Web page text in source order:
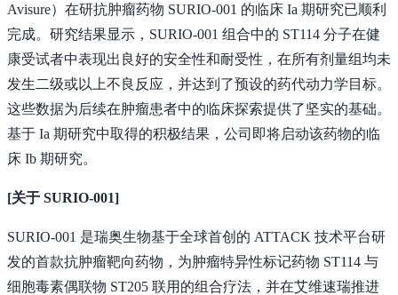
Avisure）在研抗肿瘤药物 SURIO-001 的临床 Ia 期研究已顺利
完成。研究结果显示，SURIO-001 组合中的 ST114 分子在健
康受试者中表现出良好的安全性和耐受性，在所有剂量组均未
发生二级或以上不良反应，并达到了预设的药代动力学目标。
这些数据为后续在肿瘤患者中的临床探索提供了坚实的基础。
基于 Ia 期研究中取得的积极结果，公司即将启动该药物的临
床 Ib 期研究。
[关于 SURIO-001]
SURIO-001 是瑞奥生物基于全球首创的 ATTACK 技术平台研
发的首款抗肿瘤靶向药物，为肿瘤特异性标记药物 ST114 与
细胞毒素偶联物 ST205 联用的组合疗法，并在艾维速瑞推进